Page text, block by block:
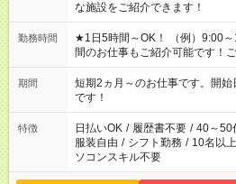
な施設をご紹介できます！
勤務時間
★1日5時間～OK！ （例）9:00
間のお仕事もご紹介可能です！
家庭の都合でお休みが必要な場
※週最低15時間以上の勤務が必
期間
短期2ヵ月～のお仕事です。開
です！
特徴 日払いOK / 履歴書不要 / 40～50
服装自由 / シフト勤務 / 10名以
ソコンスキル不要